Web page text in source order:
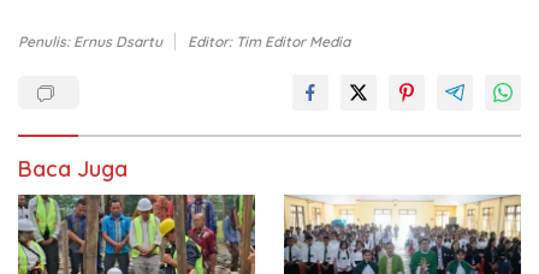
Penulis: Ernus Dsartu Editor: Tim Editor Media
Baca Juga